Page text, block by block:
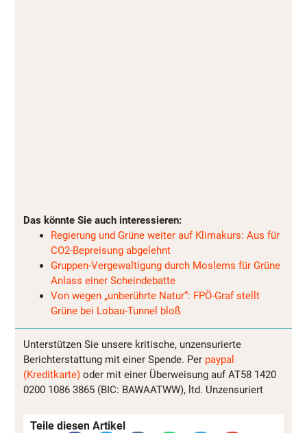
Das könnte Sie auch interessieren:
Regierung und Grüne weiter auf Klimakurs: Aus für
CO2-Bepreisung abgelehnt
Gruppen-Vergewaltigung durch Moslems für Grüne
Anlass einer Scheindebatte
Von wegen „unberührte Natur“: FPÖ-Graf stellt
Grüne bei Lobau-Tunnel bloß
Unterstützen Sie unsere kritische, unzensurierte
Berichterstattung mit einer Spende. Per paypal
(Kreditkarte) oder mit einer Überweisung auf AT58 1420
0200 1086 3865 (BIC: BAWAATWW), ltd. Unzensuriert
Teile diesen Artikel